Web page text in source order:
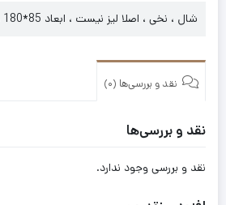
شال ، نخی ، اصلا لیز نیست ، ابعاد 85*180 ، مناسب بهار و تابستان
نقد و بررسی‌ها (0)
نقد و بررسی‌ها
نقد و بررسی وجود ندارد.